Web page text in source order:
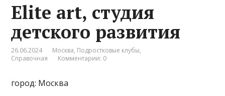
Elite art, студия
детского развития
26.06.2024 Москва, Подростковые клубы,
Справочная
Комментарии: 0
город: Москва